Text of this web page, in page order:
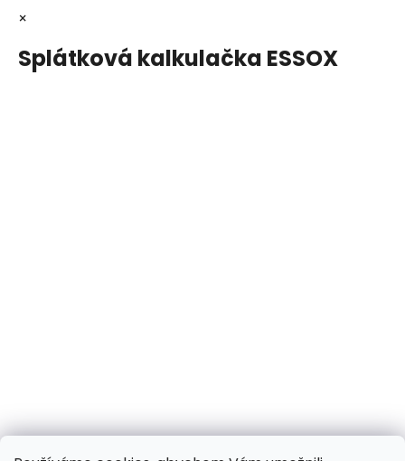
×
Splátková kalkulačka ESSOX